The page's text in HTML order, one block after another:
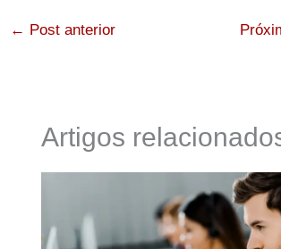
← Post anterior
Artigos